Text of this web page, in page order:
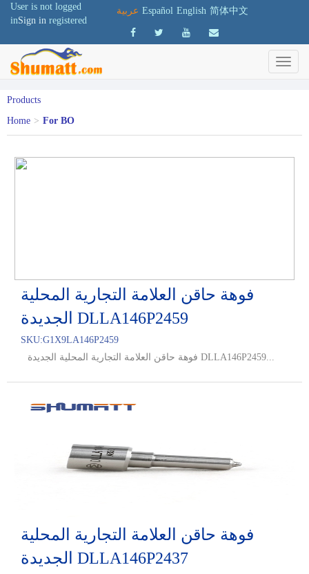
User is not logged
inSign in registered
عربية Español English 简体中文
Products
Home > For BO
فوهة حاقن العلامة التجارية المحلية
الجديدة DLLA146P2459
SKU:G1X9LA146P2459
فوهة حاقن العلامة التجارية المحلية الجديدة DLLA146P2459...
فوهة حاقن العلامة التجارية المحلية
الجديدة DLLA146P2437